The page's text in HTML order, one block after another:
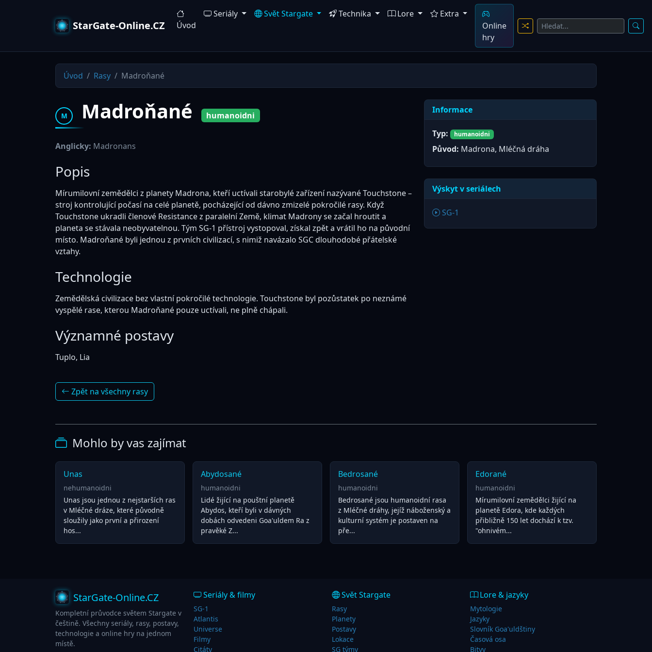
StarGate-Online.CZ Úvod
Seriály Svět Stargate Technika Lore
Extra
Online
hry
Úvod Rasy Madroňané
M Madroňané humanoidni
Anglicky: Madronans
Popis
Mírumilovní zemědělci z planety Madrona, kteří uctívali starobylé zařízení nazývané Touchstone –
stroj kontrolující počasí na celé planetě, pocházející od dávno zmizelé pokročilé rasy. Když
Touchstone ukradli členové Resistance z paralelní Země, klimat Madrony se začal hroutit a
planeta se stávala neobyvatelnou. Tým SG-1 přístroj vystopoval, získal zpět a vrátil ho na původní
místo. Madroňané byli jednou z prvních civilizací, s nimiž navázalo SGC dlouhodobé přátelské
vztahy.
Technologie
Zemědělská civilizace bez vlastní pokročilé technologie. Touchstone byl pozůstatek po neznámé
vyspělé rase, kterou Madroňané pouze uctívali, ne plně chápali.
Významné postavy
Tuplo, Lia
Informace
Typ: humanoidni
Původ: Madrona, Mléčná dráha
Výskyt v seriálech
SG-1
Zpět na všechny rasy
Mohlo by vas zajímat
Unas
nehumanoidni
Unas jsou jednou z nejstarších ras
v Mléčné dráze, které původně
sloužily jako první a přirození
hos...
Abydosané
humanoidni
Lidé žijící na pouštní planetě
Abydos, kteří byli v dávných
dobách odvedeni Goa'uldem Ra z
pravěké Z...
Bedrosané
humanoidni
Bedrosané jsou humanoidní rasa
z Mléčné dráhy, jejíž náboženský a
kulturní systém je postaven na
pře...
Edorané
humanoidni
Mírumilovní zemědělci žijící na
planetě Edora, kde každých
přibližně 150 let dochází k tzv.
"ohnivém...
StarGate-Online.CZ
Kompletní průvodce světem Stargate v
češtině. Všechny seriály, rasy, postavy,
technologie a online hry na jednom
místě.
Seriály & filmy
SG-1
Atlantis
Universe
Filmy
Citáty
Svět Stargate
Rasy
Planety
Postavy
Lokace
SG týmy
Lore & jazyky
Mytologie
Jazyky
Slovník Goa'uldštiny
Časová osa
Bitvy